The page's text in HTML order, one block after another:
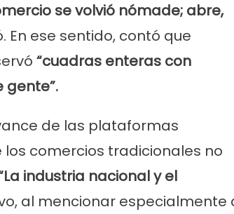
se volvió nómade; abre,
En ese sentido, contó que
“cuadras enteras con
gente”.
de las plataformas
comercios tradicionales no
industria nacional y el
al mencionar especialmente